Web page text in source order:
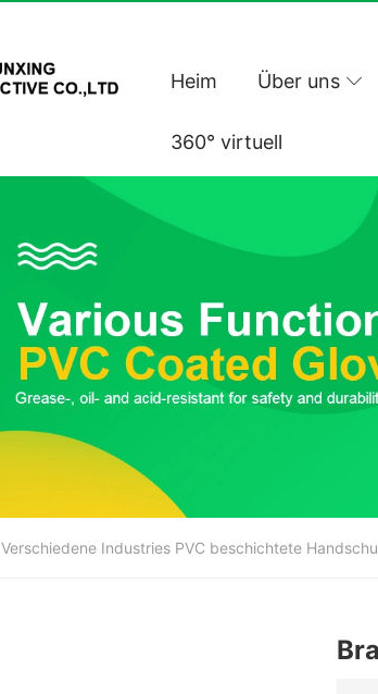
Heim Über uns
360° virtuell
Verschiedene Industries PVC beschichtete